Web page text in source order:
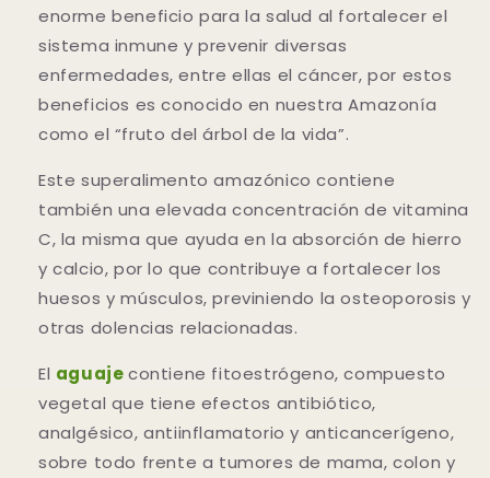
enorme beneficio para la salud al fortalecer el
sistema inmune y prevenir diversas
enfermedades, entre ellas el cáncer, por estos
beneficios es conocido en nuestra Amazonía
como el “fruto del árbol de la vida”.
Este superalimento amazónico contiene
también una elevada concentración de vitamina
C, la misma que ayuda en la absorción de hierro
y calcio, por lo que contribuye a fortalecer los
huesos y músculos, previniendo la osteoporosis y
otras dolencias relacionadas.
El aguajecontiene fitoestrógeno, compuesto
vegetal que tiene efectos antibiótico,
analgésico, antiinflamatorio y anticancerígeno,
sobre todo frente a tumores de mama, colon y